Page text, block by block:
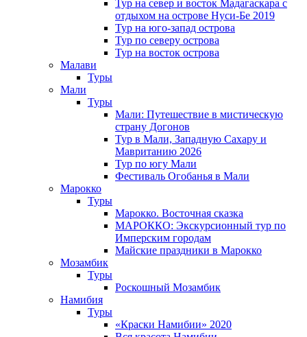
Тур на север и восток Мадагаскара с
отдыхом на острове Нуси-Бе 2019
Тур на юго-запад острова
Тур по северу острова
Тур на восток острова
Малави
Туры
Мали
Туры
Мали: Путешествие в мистическую
страну Догонов
Тур в Мали, Западную Сахару и
Мавританию 2026
Тур по югу Мали
Фестиваль Огобанья в Мали
Марокко
Туры
Марокко. Восточная сказка
МАРОККО: Экскурсионный тур по
Имперским городам
Майские праздники в Марокко
Мозамбик
Туры
Роскошный Мозамбик
Намибия
Туры
«Краски Намибии» 2020